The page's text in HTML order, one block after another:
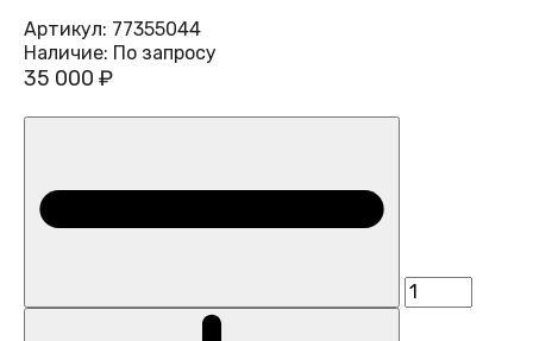
Артикул: 77355044
Наличие: По запросу
35 000 ₽